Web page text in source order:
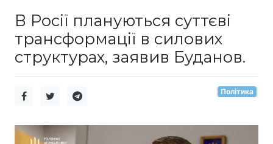
В Росії плануються суттєві
трансформації в силових
структурах, заявив Буданов.
Політика